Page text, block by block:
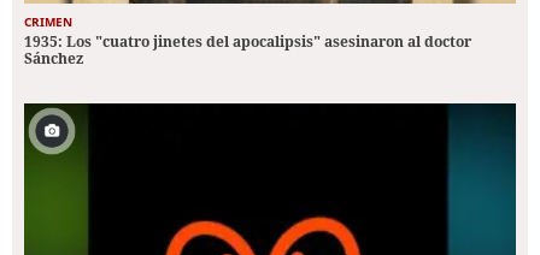
CRIMEN
1935: Los "cuatro jinetes del apocalipsis" asesinaron al doctor
Sánchez